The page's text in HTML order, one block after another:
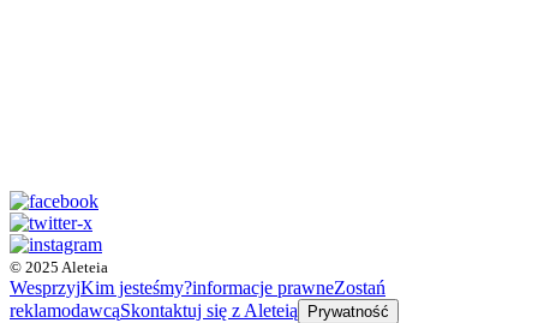
© 2025 Aleteia
WesprzyjKim jesteśmy?informacje prawneZostań
reklamodawcąSkontaktuj się z Aleteią Prywatność